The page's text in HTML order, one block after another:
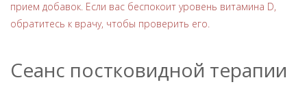
прием добавок. Если вас беспокоит уровень витамина D,
обратитесь к врачу, чтобы проверить его.
Сеанс постковидной терапии